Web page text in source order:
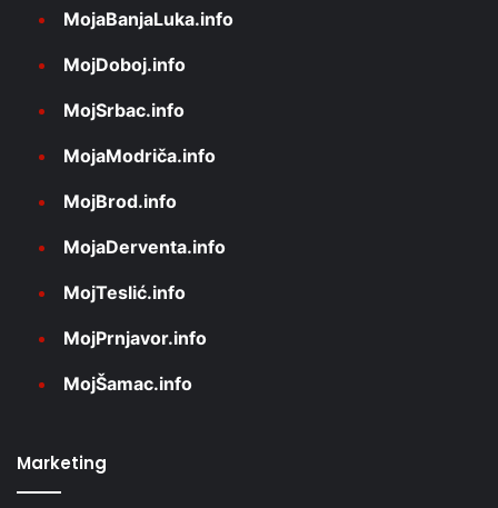
MojaBanjaLuka.info
MojDoboj.info
MojSrbac.info
MojaModriča.info
MojBrod.info
MojaDerventa.info
MojTeslić.info
MojPrnjavor.info
MojŠamac.info
Marketing